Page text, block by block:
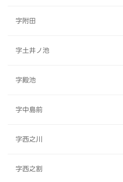
字附田
字土井ノ池
字殿池
字中島前
字西之川
字西之割